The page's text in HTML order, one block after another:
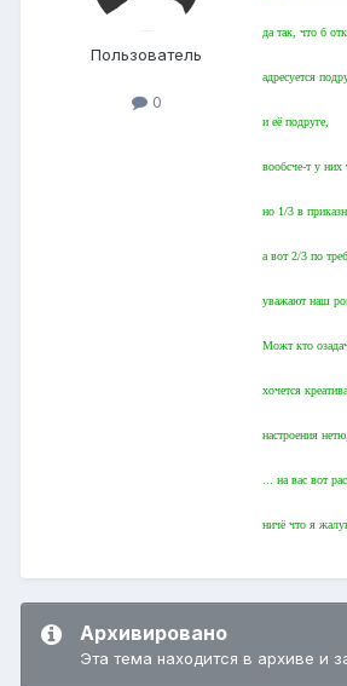
Пользователь
0
да так, что б
адресуется
и её подруге,
вообсче-т у них
но 1/3 в
а вот 2/3 по
уважают наш
Можт кто
хочется
настроения
... на вас вот
ничё что я
Архивировано
Эта тема находится в архиве и